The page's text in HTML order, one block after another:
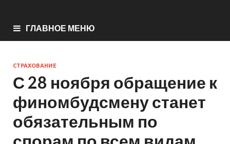
ГЛАВНОЕ МЕНЮ
СТРАХОВАНИЕ
С 28 ноября обращение к
финомбудсмену станет
обязательным по